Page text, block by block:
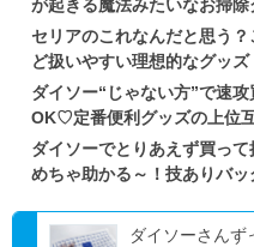
が起きる魔法みたいなお掃除
セリアのこれなんだと思う
ど扱いやすい理想的なグッズ
ダイソー“じゃない方”で速
OK♡定番便利グッズの上位
ダイソーでとりあえず買っ
めちゃ助かる～！技ありバッ
ダイソーさんず